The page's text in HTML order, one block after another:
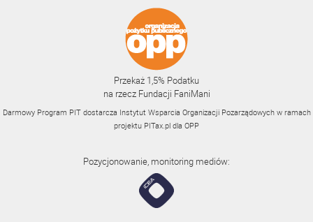
Przekaż 1,5% Podatku
na rzecz Fundacji FaniMani
Darmowy Program PIT dostarcza Instytut Wsparcia Organizacji Pozarządowych w ramach
projektu PITax.pl dla OPP
Pozycjonowanie, monitoring mediów: